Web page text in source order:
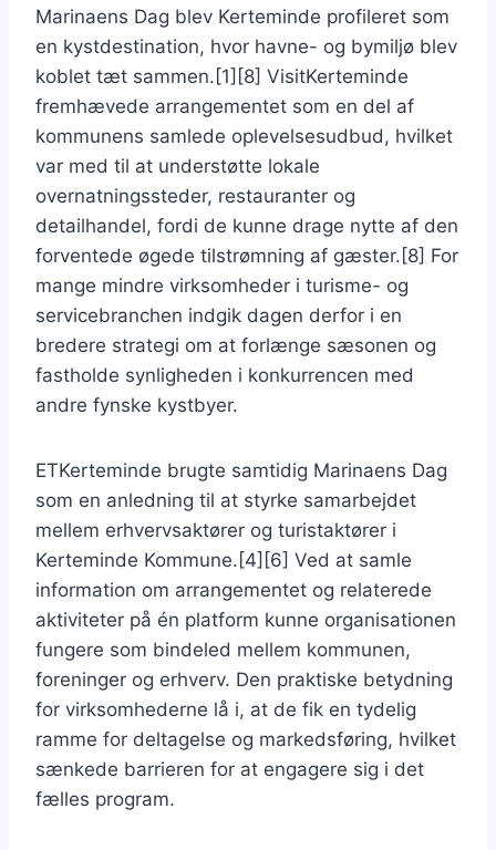
Marinaens Dag blev Kerteminde profileret som
en kystdestination, hvor havne- og bymiljø blev
koblet tæt sammen.[1][8] VisitKerteminde
fremhævede arrangementet som en del af
kommunens samlede oplevelsesudbud, hvilket
var med til at understøtte lokale
overnatningssteder, restauranter og
detailhandel, fordi de kunne drage nytte af den
forventede øgede tilstrømning af gæster.[8] For
mange mindre virksomheder i turisme- og
servicebranchen indgik dagen derfor i en
bredere strategi om at forlænge sæsonen og
fastholde synligheden i konkurrencen med
andre fynske kystbyer.
ETKerteminde brugte samtidig Marinaens Dag
som en anledning til at styrke samarbejdet
mellem erhvervsaktører og turistaktører i
Kerteminde Kommune.[4][6] Ved at samle
information om arrangementet og relaterede
aktiviteter på én platform kunne organisationen
fungere som bindeled mellem kommunen,
foreninger og erhverv. Den praktiske betydning
for virksomhederne lå i, at de fik en tydelig
ramme for deltagelse og markedsføring, hvilket
sænkede barrieren for at engagere sig i det
fælles program.